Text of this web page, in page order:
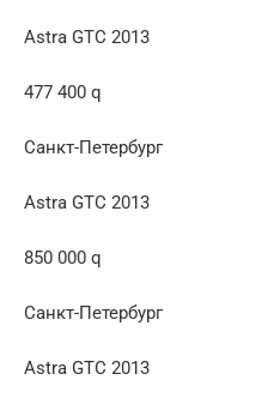
Astra GTC 2013
477 400 q
Санкт-Петербург
Astra GTC 2013
850 000 q
Санкт-Петербург
Astra GTC 2013